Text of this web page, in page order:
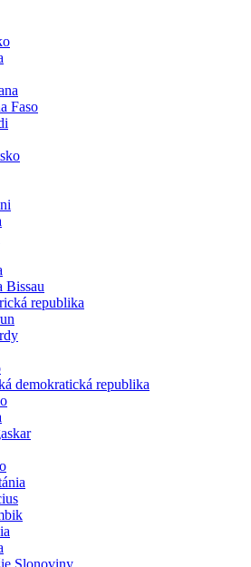
Faso
Bissau
republika
demokratická republika
Slonoviny